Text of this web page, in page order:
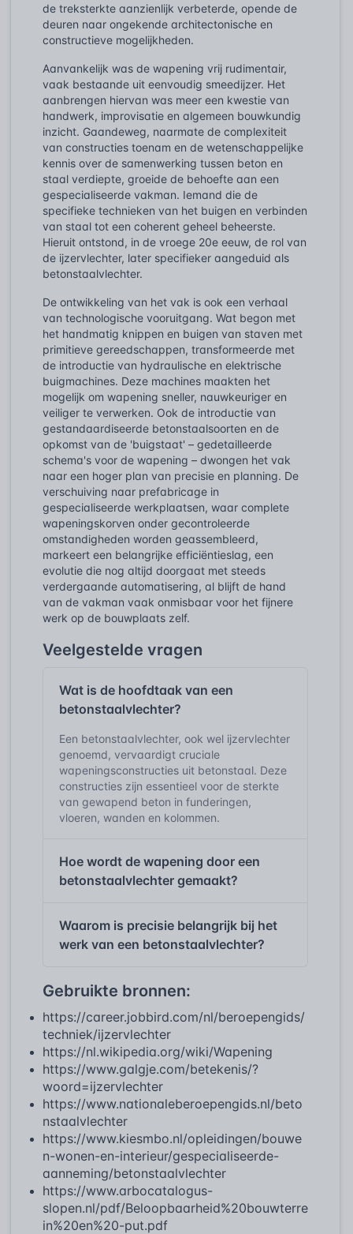
de treksterkte aanzienlijk verbeterde, opende de
deuren naar ongekende architectonische en
constructieve mogelijkheden.
Aanvankelijk was de wapening vrij rudimentair,
vaak bestaande uit eenvoudig smeedijzer. Het
aanbrengen hiervan was meer een kwestie van
handwerk, improvisatie en algemeen bouwkundig
inzicht. Gaandeweg, naarmate de complexiteit
van constructies toenam en de wetenschappelijke
kennis over de samenwerking tussen beton en
staal verdiepte, groeide de behoefte aan een
gespecialiseerde vakman. Iemand die de
specifieke technieken van het buigen en verbinden
van staal tot een coherent geheel beheerste.
Hieruit ontstond, in de vroege 20e eeuw, de rol van
de ijzervlechter, later specifieker aangeduid als
betonstaalvlechter.
De ontwikkeling van het vak is ook een verhaal
van technologische vooruitgang. Wat begon met
het handmatig knippen en buigen van staven met
primitieve gereedschappen, transformeerde met
de introductie van hydraulische en elektrische
buigmachines. Deze machines maakten het
mogelijk om wapening sneller, nauwkeuriger en
veiliger te verwerken. Ook de introductie van
gestandaardiseerde betonstaalsoorten en de
opkomst van de 'buigstaat' – gedetailleerde
schema's voor de wapening – dwongen het vak
naar een hoger plan van precisie en planning. De
verschuiving naar prefabricage in
gespecialiseerde werkplaatsen, waar complete
wapeningskorven onder gecontroleerde
omstandigheden worden geassembleerd,
markeert een belangrijke efficiëntieslag, een
evolutie die nog altijd doorgaat met steeds
verdergaande automatisering, al blijft de hand
van de vakman vaak onmisbaar voor het fijnere
werk op de bouwplaats zelf.
Veelgestelde vragen
Wat is de hoofdtaak van een
betonstaalvlechter?
Een betonstaalvlechter, ook wel ijzervlechter
genoemd, vervaardigt cruciale
wapeningsconstructies uit betonstaal. Deze
constructies zijn essentieel voor de sterkte
van gewapend beton in funderingen,
vloeren, wanden en kolommen.
Hoe wordt de wapening door een
betonstaalvlechter gemaakt?
Waarom is precisie belangrijk bij het
werk van een betonstaalvlechter?
Gebruikte bronnen:
https://career.jobbird.com/nl/beroepengids/
techniek/ijzervlechter
https://nl.wikipedia.org/wiki/Wapening
https://www.galgje.com/betekenis/?
woord=ijzervlechter
https://www.nationaleberoepengids.nl/beto
nstaalvlechter
https://www.kiesmbo.nl/opleidingen/bouwe
n-wonen-en-interieur/gespecialiseerde-
aanneming/betonstaalvlechter
https://www.arbocatalogus-
slopen.nl/pdf/Beloopbaarheid%20bouwterre
in%20en%20-put.pdf